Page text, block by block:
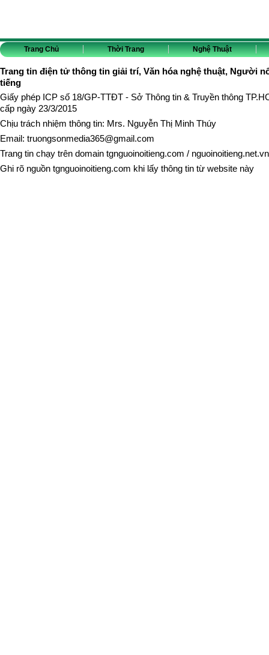
Trang Chủ Thời Trang Nghệ Thuật
Trang tin điện tử thông tin giải trí, Văn hóa nghệ thuật, Người
tiếng
Giấy phép ICP số 18/GP-TTĐT - Sở Thông tin & Truyền thông
cấp ngày 23/3/2015
Chịu trách nhiệm thông tin: Mrs. Nguyễn Thị Minh Thúy
Email: truongsonmedia365@gmail.com
Trang tin chạy trên domain tgnguoinoitieng.com / nguoinoitieng.net.vn
Ghi rõ nguồn tgnguoinoitieng.com khi lấy thông tin từ website này